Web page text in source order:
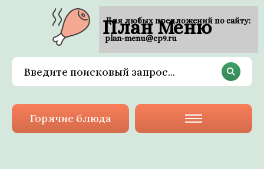
План Меню
Горячие блюда
Для любых предложений по сайту:
plan-menu@cp9.ru